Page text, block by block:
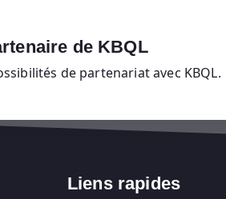
de KBQL
de partenariat avec KBQL.
Liens rapides